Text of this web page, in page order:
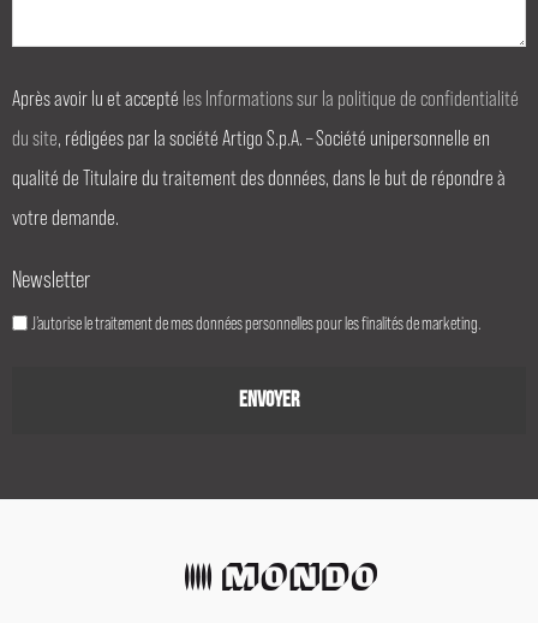
Après avoir lu et accepté les Informations sur la politique de confidentialité
du site, rédigées par la société Artigo S.p.A. – Société unipersonnelle en
qualité de Titulaire du traitement des données, dans le but de répondre à
votre demande.
Newsletter
J’autorise le traitement de mes données personnelles pour les finalités de marketing.